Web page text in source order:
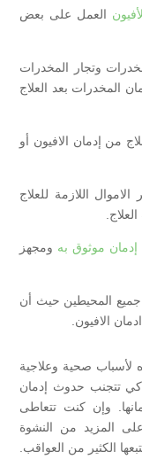
العمل على بعض
وتجار المخدرات
المخدرات بعد العلاج
من إدمان الافيون أو
الاموال اللازمة للعلاج
موثوق به ومجهز
جميع المحيطين حيث أن
الافيون.
لأسباب صحية وعلاجية
تتجنب حدوث إدمان
وإن كنت تتعاطى
المزيد من النشوة
الكثير من العواقب.